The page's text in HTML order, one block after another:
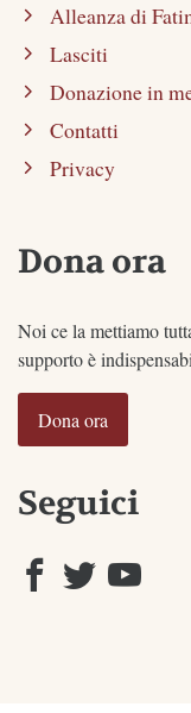
Alleanza di
Lasciti
Donazione in
Contatti
Privacy
Dona ora
Noi ce la mettiamo
supporto è
Dona ora
Seguici